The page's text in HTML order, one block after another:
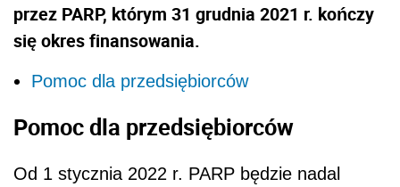
przez PARP, którym 31 grudnia 2021 r. kończy
się okres finansowania.
Pomoc dla przedsiębiorców
Pomoc dla przedsiębiorców
Od 1 stycznia 2022 r. PARP będzie nadal